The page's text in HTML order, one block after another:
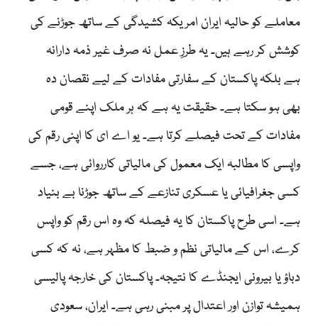
معاملے کو حالیہ ایران امریکہ کشیدگی کے ساتھ جوڑنے کی
کوشش کر رہے ہیں۔ یہ طرزِ عمل نہ صرف غیر ذمہ دارانہ
ہے بلکہ پاکستان کے سفارتی مفادات کے لیے نقصان دہ
بھی ہو سکتا ہے۔ حقیقت یہ ہے کہ ہر ملک اپنے قومی
مفادات کے تحت فیصلے کرتا ہے۔ یو اے ای کا اپنی رقم کی
واپسی کا مطالبہ ایک معمول کی مالیاتی کارروائی ہے، جسے
کسی جغرافیائی یا عسکری تنازعے کے ساتھ جوڑنا بے بنیاد
ہے۔ اسی طرح پاکستان کا یہ فیصلہ کہ وہ اس رقم کو واپس
کرے، اس کے مالیاتی نظم و ضبط کا مظہر ہے، نہ کہ کسی
دباؤ یا بیرونی ایجنڈے کا نتیجہ۔ پاکستان کی خارجہ پالیسی
ہمیشہ توازن اور اعتدال پر مبنی رہی ہے۔ ایران، سعودی